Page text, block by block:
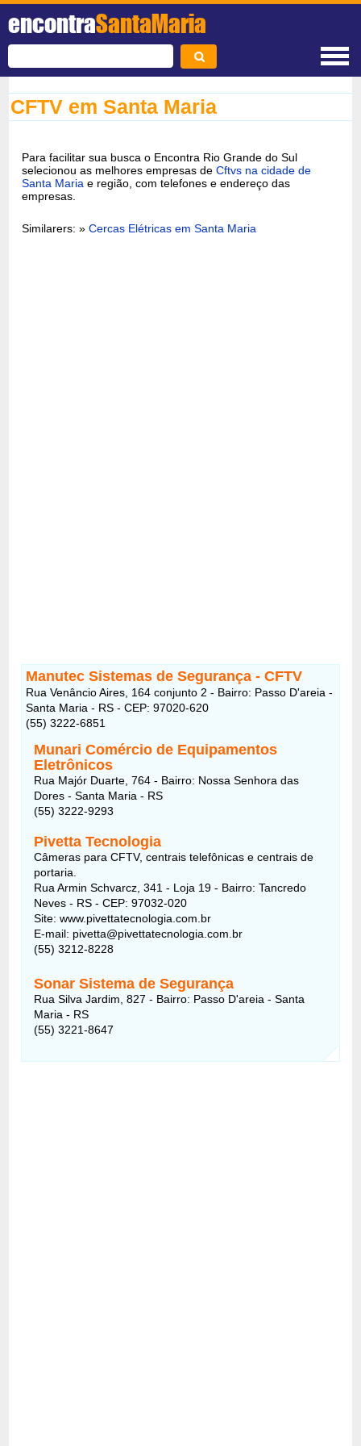
encontraSantaMaria
CFTV em Santa Maria
Para facilitar sua busca o Encontra Rio Grande do Sul
selecionou as melhores empresas deCftvs na cidade de
Santa Maria e região, com telefones e endereço das
empresas.
Similarers: »Cercas Elétricas em Santa Maria
Manutec Sistemas de Segurança - CFTV
Rua Venâncio Aires, 164 conjunto 2 - Bairro: Passo D'areia -
Santa Maria - RS - CEP: 97020-620
(55) 3222-6851
Munari Comércio de Equipamentos
Eletrônicos
Rua Majór Duarte, 764 - Bairro: Nossa Senhora das
Dores - Santa Maria - RS
(55) 3222-9293
Pivetta Tecnologia
Câmeras para CFTV, centrais telefônicas e centrais de
portaria.
Rua Armin Schvarcz, 341 - Loja 19 - Bairro: Tancredo
Neves - RS - CEP: 97032-020
Site: www.pivettatecnologia.com.br
E-mail: pivetta@pivettatecnologia.com.br
(55) 3212-8228
Sonar Sistema de Segurança
Rua Silva Jardim, 827 - Bairro: Passo D'areia - Santa
Maria - RS
(55) 3221-8647